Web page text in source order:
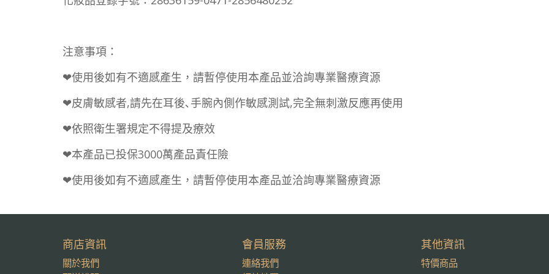
注意事項：
❤使用後如有不適感產生，請暫停使用本產品並洽詢專業醫療資源
❤皮膚敏感者,請先在耳後､手腕內側作敏感測試,完全無刺激反應再使用
❤依照衛生署規定不得提及療效
❤本產品已投保3000萬產品責任險
❤使用後如有不適感產生，請暫停使用本產品並洽詢專業醫療資源
商店資訊
關於我們
會員服務
連絡我們
其他資訊
特價商品